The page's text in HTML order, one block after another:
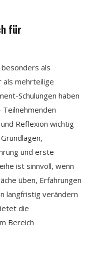
für
als
als mehrteilige
Schulungen haben
Teilnehmenden
Reflexion wichtig
und erste
ist sinnvoll, wenn
üben, Erfahrungen
langfristig verändern
die
Bereich